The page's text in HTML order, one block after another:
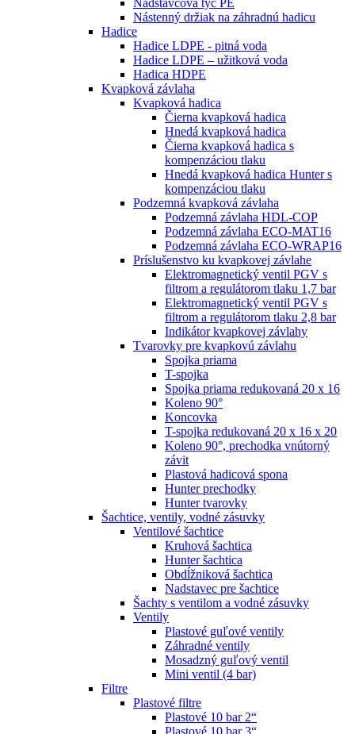
Nástenný držiak na záhradnú hadicu
Hadice
Hadice LDPE - pitná voda
Hadice LDPE – užitková voda
Hadica HDPE
Kvapková závlaha
Kvapková hadica
Čierna kvapková hadica
Hnedá kvapková hadica
Čierna kvapková hadica s
kompenzáciou tlaku
Hnedá kvapková hadica Hunter s
kompenzáciou tlaku
Podzemná kvapková závlaha
Podzemná závlaha HDL-COP
Podzemná závlaha ECO-MAT16
Podzemná závlaha ECO-WRAP16
Príslušenstvo ku kvapkovej závlahe
Elektromagnetický ventil PGV s
filtrom a regulátorom tlaku 1,7 bar
Elektromagnetický ventil PGV s
filtrom a regulátorom tlaku 2,8 bar
Indikátor kvapkovej závlahy
Tvarovky pre kvapkovú závlahu
Spojka priama
T-spojka
Spojka priama redukovaná 20 x 16
Koleno 90°
Koncovka
T-spojka redukovaná 20 x 16 x 20
Koleno 90°, prechodka vnútorný
závit
Plastová hadicová spona
Hunter prechodky
Hunter tvarovky
Šachtice, ventily, vodné zásuvky
Ventilové šachtice
Kruhová šachtica
Hunter šachtica
Obdĺžniková šachtica
Nadstavec pre šachtice
Šachty s ventilom a vodné zásuvky
Ventily
Plastové guľové ventily
Záhradné ventily
Mosadzný guľový ventil
Mini ventil (4 bar)
Filtre
Plastové filtre
Plastové 10 bar 2“
Plastové 10 bar 3“